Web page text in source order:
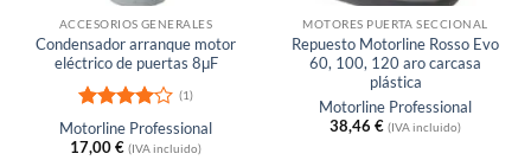
ACCESORIOS GENERALES
Condensador arranque motor
eléctrico de puertas 8μF
Valorado
con4 de
(1)
Motorline Professional
17,00€ (IVA incluido)
MOTORES PUERTA SECCIONAL
Repuesto Motorline Rosso Evo
60, 100, 120 aro carcasa
plástica
Motorline Professional
38,46 € (IVA incluido)